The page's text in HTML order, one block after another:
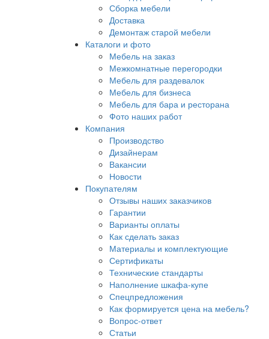
Сборка мебели
Доставка
Демонтаж старой мебели
Каталоги и фото
Мебель на заказ
Межкомнатные перегородки
Мебель для раздевалок
Мебель для бизнеса
Мебель для бара и ресторана
Фото наших работ
Компания
Производство
Дизайнерам
Вакансии
Новости
Покупателям
Отзывы наших заказчиков
Гарантии
Варианты оплаты
Как сделать заказ
Материалы и комплектующие
Сертификаты
Технические стандарты
Наполнение шкафа-купе
Спецпредложения
Как формируется цена на мебель?
Вопрос-ответ
Статьи